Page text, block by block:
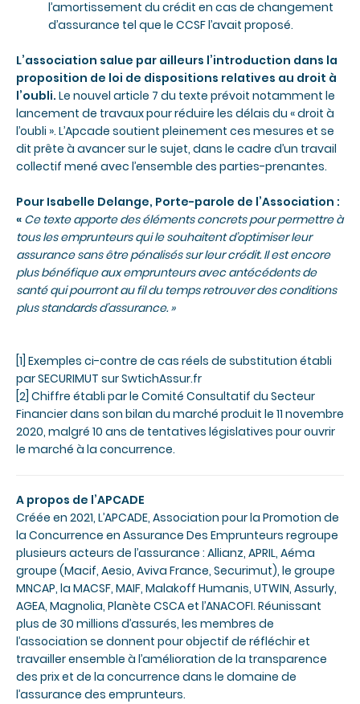
l’amortissement du crédit en cas de changement
d’assurance tel que le CCSF l’avait proposé.
L’association salue par ailleurs l’introduction dans la
proposition de loi de dispositions relatives au droit à
l’oubli. Le nouvel article 7 du texte prévoit notamment le
lancement de travaux pour réduire les délais du « droit à
l’oubli ». L’Apcade soutient pleinement ces mesures et se
dit prête à avancer sur le sujet, dans le cadre d’un travail
collectif mené avec l’ensemble des parties-prenantes.
Pour Isabelle Delange, Porte-parole de l’Association :
« Ce texte apporte des éléments concrets pour permettre à
tous les emprunteurs qui le souhaitent d’optimiser leur
assurance sans être pénalisés sur leur crédit. Il est encore
plus bénéfique aux emprunteurs avec antécédents de
santé qui pourront au fil du temps retrouver des conditions
plus standards d’assurance. »
[1] Exemples ci-contre de cas réels de substitution établi
par SECURIMUT sur SwtichAssur.fr
[2] Chiffre établi par le Comité Consultatif du Secteur
Financier dans son bilan du marché produit le 11 novembre
2020, malgré 10 ans de tentatives législatives pour ouvrir
le marché à la concurrence.
A propos de l’APCADE
Créée en 2021, L’APCADE, Association pour la Promotion de
la Concurrence en Assurance Des Emprunteurs regroupe
plusieurs acteurs de l’assurance : Allianz, APRIL, Aéma
groupe (Macif, Aesio, Aviva France, Securimut), le groupe
MNCAP, la MACSF, MAIF, Malakoff Humanis, UTWIN, Assurly,
AGEA, Magnolia, Planète CSCA et l’ANACOFI. Réunissant
plus de 30 millions d’assurés, les membres de
l’association se donnent pour objectif de réfléchir et
travailler ensemble à l’amélioration de la transparence
des prix et de la concurrence dans le domaine de
l’assurance des emprunteurs.